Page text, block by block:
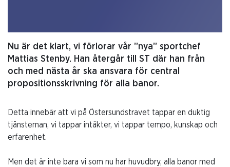
Nu är det klart, vi förlorar vår ”nya” sportchef
Mattias Stenby. Han återgår till ST där han från
och med nästa år ska ansvara för central
propositionsskrivning för alla banor.
Detta innebär att vi på Östersundstravet tappar en duktig
tjänsteman, vi tappar intäkter, vi tappar tempo, kunskap och
erfarenhet.
Men det är inte bara vi som nu har huvudbry, alla banor med